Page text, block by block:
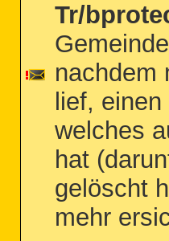
Tr/
nachdem
lief,
welches
hat
gelöscht
mehr